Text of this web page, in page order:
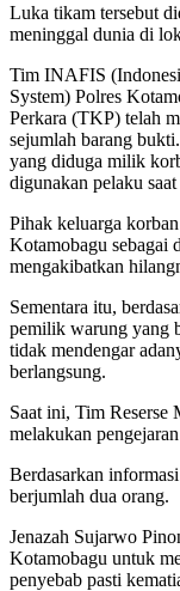
Luka tikam tersebut
meninggal dunia di
Tim INAFIS
System) Polres
Perkara (TKP) telah
sejumlah barang
yang diduga milik
digunakan pelaku
Pihak keluarga
Kotamobagu sebagai
mengakibatkan
Sementara itu,
pemilik warung yang
tidak mendengar
berlangsung.
Saat ini, Tim Reserse
melakukan
Berdasarkan
berjumlah dua orang.
Jenazah Sujarwo
Kotamobagu untuk
penyebab pasti